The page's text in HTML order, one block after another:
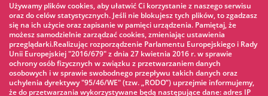
Lutego 2015 (23) »
Stycznia 2015 (21) »
Lipca 0019 (1) »
Poradnik
Używamy plików cookies, aby ułatwić Ci korzystanie z naszego serwisu
oraz do celów statystycznych. Jeśli nie blokujesz tych plików, to zgadzasz
się na ich użycie oraz zapisanie w pamięci urządzenia. Pamiętaj, że
możesz samodzielnie zarządzać cookies, zmieniając ustawienia
przeglądarki.Realizując rozporządzenie Parlamentu Europejskiego i Rady
Unii Europejskiej "2016/679" z dnia 27 kwietnia 2016 r. w sprawie
ochrony osób fizycznych w związku z przetwarzaniem danych
osobowych i w sprawie swobodnego przepływu takich danych oraz
uchylenia dyrektywy "95/46/WE" (tzw. „RODO”) uprzejmie informujemy,
że do przetwarzania wykorzystywane będą następujące dane: adres IP